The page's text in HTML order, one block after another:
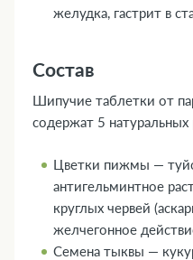
желудка, гастрит в
Состав
Шипучие таблетки от
содержат 5
Цветки пижмы —
антигельминтное
круглых червей
желчегонное
Семена тыквы —